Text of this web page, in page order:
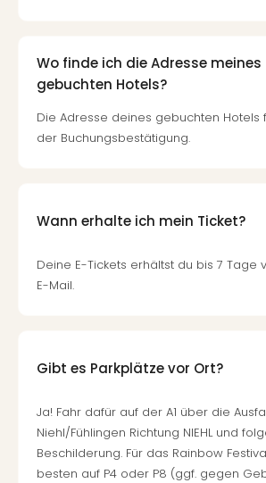
Wo finde ich die Adresse meines
gebuchten Hotels?
Die Adresse deines gebuchten Hotels
der Buchungsbestätigung.
Wann erhalte ich mein Ticket?
Deine E-Tickets erhältst du bis 7 Tage
E-Mail.
Gibt es Parkplätze vor Ort?
Ja! Fahr dafür auf der A1 über die
Niehl/Fühlingen Richtung NIEHL und
Beschilderung. Für das Rainbow
besten auf P4 oder P8 (ggf. gegen